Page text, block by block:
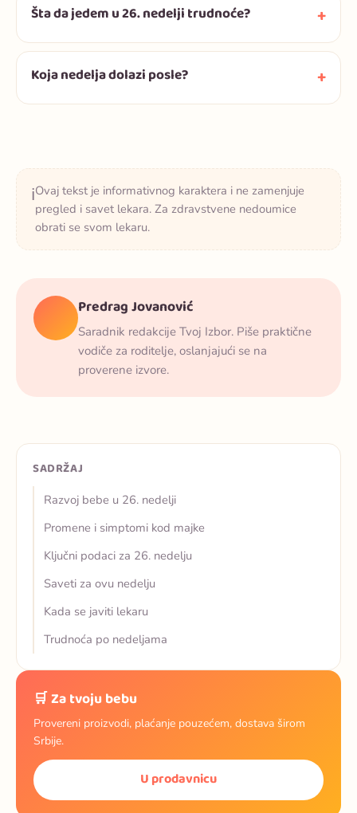
Šta da jedem u 26. nedelji trudnoće?
Koja nedelja dolazi posle?
ℹ️Ovaj tekst je informativnog karaktera i ne zamenjuje
pregled i savet lekara. Za zdravstvene nedoumice
obrati se svom lekaru.
Predrag Jovanović
Saradnik redakcije Tvoj Izbor. Piše praktične
vodiče za roditelje, oslanjajući se na
proverene izvore.
SADRŽAJ
Razvoj bebe u 26. nedelji
Promene i simptomi kod majke
Ključni podaci za 26. nedelju
Saveti za ovu nedelju
Kada se javiti lekaru
Trudnoća po nedeljama
🛒 Za tvoju bebu
Provereni proizvodi, plaćanje pouzećem, dostava širom
Srbije.
U prodavnicu